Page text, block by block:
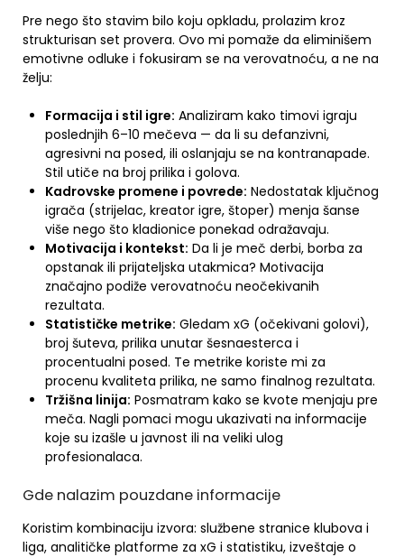
Pre nego što stavim bilo koju opkladu, prolazim kroz
strukturisan set provera. Ovo mi pomaže da eliminišem
emotivne odluke i fokusiram se na verovatnoću, a ne na
želju:
Formacija i stil igre: Analiziram kako timovi igraju
poslednjih 6–10 mečeva — da li su defanzivni,
agresivni na posed, ili oslanjaju se na kontranapade.
Stil utiče na broj prilika i golova.
Kadrovske promene i povrede: Nedostatak ključnog
igrača (strijelac, kreator igre, štoper) menja šanse
više nego što kladionice ponekad odražavaju.
Motivacija i kontekst: Da li je meč derbi, borba za
opstanak ili prijateljska utakmica? Motivacija
značajno podiže verovatnoću neočekivanih
rezultata.
Statističke metrike: Gledam xG (očekivani golovi),
broj šuteva, prilika unutar šesnaesterca i
procentualni posed. Te metrike koriste mi za
procenu kvaliteta prilika, ne samo finalnog rezultata.
Tržišna linija: Posmatram kako se kvote menjaju pre
meča. Nagli pomaci mogu ukazivati na informacije
koje su izašle u javnost ili na veliki ulog
profesionalaca.
Gde nalazim pouzdane informacije
Koristim kombinaciju izvora: službene stranice klubova i
liga, analitičke platforme za xG i statistiku, izveštaje o